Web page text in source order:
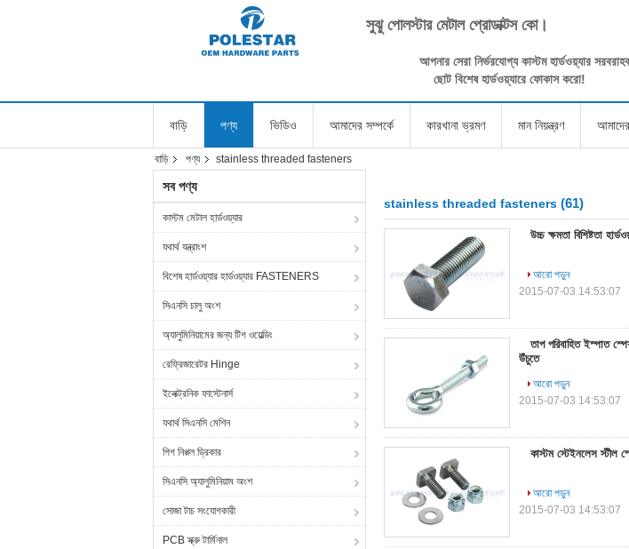
সুঝু পোলস্টার মেটাল প্রোডাক্টস কো।
আপনার সেরা নির্ভরযোগ্য কাস্টম হার্ডওয়্যার
ছোট বিশেষ হার্ডওয়্যারে ফোকাস করো!
বাড়ি পণ্য ভিডিও আমাদের সম্পর্কে কারখানা ভ্রমণ মান নিয়ন্ত্রণ
বাড়ি পণ্য stainless threaded fasteners
সব পণ্য
কাস্টম মেটাল হার্ডওয়্যার
যথার্থ যন্ত্রাংশ
বিশেষ হার্ডওয়্যার হার্ডওয়্যার FASTENERS
সিএনসি চালু অংশ
অ্যালুমিনিয়ামের জন্য টিগ ওয়েল্ডিং
রেফ্রিজারেটর Hinge
ইলেক্ট্রনিক ফাস্টেনার্স
যথার্থ সিএনসি মেশিন
পিগ নিপ্পল ড্রিকার
সিএনসি অ্যালুমিনিয়াম অংশ
সোজা টাচ সংযোগকারী
PCB স্ক্রু টার্মিনাল
stainless threaded fasteners (61)
উচ্চ ক্ষমতা বিশিষ্টতা
আরো পড়ুন
2015-07-03 14:53:07
তাপ পরিবাহিত ইস্পাত
উঁচুতে
আরো পড়ুন
2015-07-03 14:53:07
কাস্টম স্টেইনলেস স্টীল
আরো পড়ুন
2015-07-03 14:53:07